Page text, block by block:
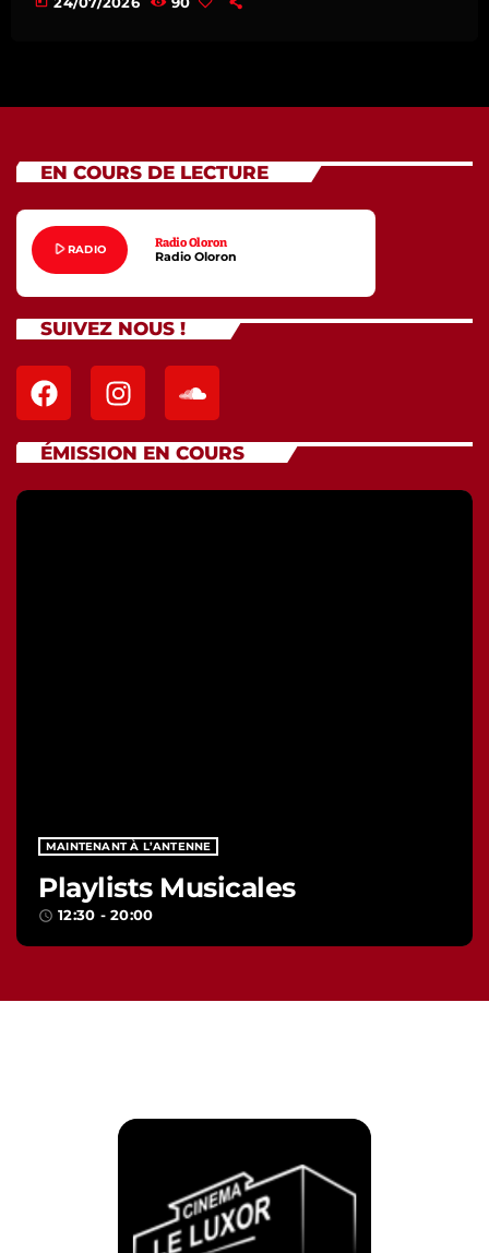
EN COURS DE LECTURE
play_arrowRADIO Radio Oloron
Radio Oloron
SUIVEZ NOUS !
ÉMISSION EN COURS
MAINTENANT À L’ANTENNE
Playlists Musicales
access_time 12:30 - 20:00